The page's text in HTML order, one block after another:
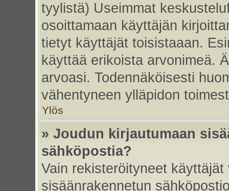
tyylistä) Useimmat
osoittamaan käyttäjän
tietyt käyttäjät toisistaaan.
käyttää erikoista arvonimeä.
arvoasi. Todennäköisesti
vähentyneen ylläpidon
Ylös
» Joudun kirjautumaan
sähköpostia?
Vain rekisteröityneet
sisäänrakennetun